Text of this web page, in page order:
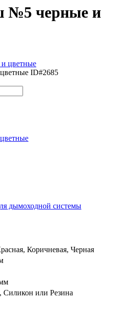
№5 черные и
ID#2685
дымоходной системы
Коричневая, Черная
или Резина